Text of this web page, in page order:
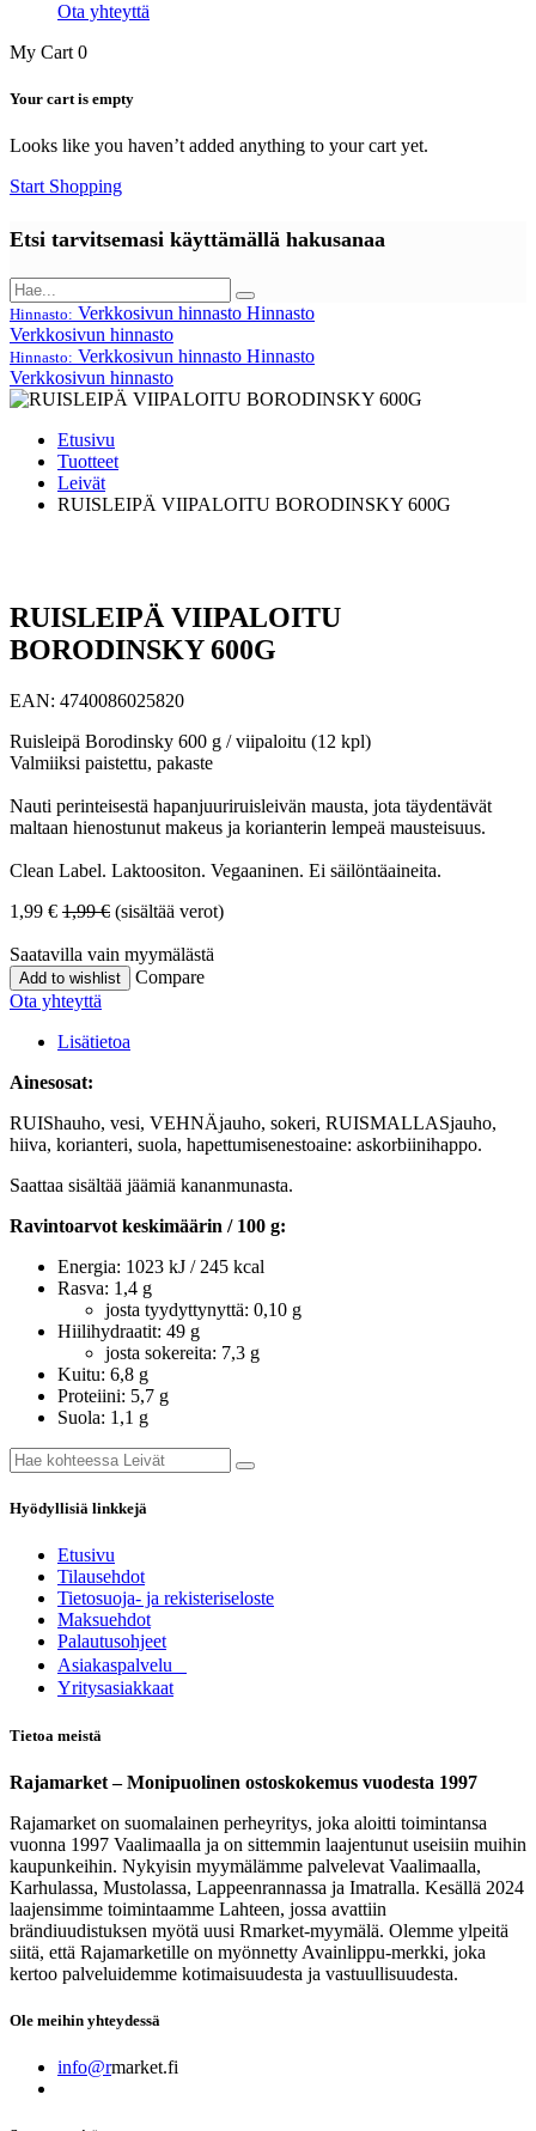
Ota yhteyttä
My Cart 0
Your cart is empty
Looks like you haven’t added anything to your cart yet.
Start Shopping
Etsi tarvitsemasi käyttämällä hakusanaa
Hinnasto: Verkkosivun hinnasto Hinnasto
Verkkosivun hinnasto
Hinnasto: Verkkosivun hinnasto Hinnasto
Verkkosivun hinnasto
Etusivu
Tuotteet
Leivät
RUISLEIPÄ VIIPALOITU BORODINSKY 600G
RUISLEIPÄ VIIPALOITU
BORODINSKY 600G
EAN: 4740086025820
Ruisleipä Borodinsky 600 g / viipaloitu (12 kpl)
Valmiiksi paistettu, pakaste
Nauti perinteisestä hapanjuuriruisleivän mausta, jota täydentävät
maltaan hienostunut makeus ja korianterin lempeä mausteisuus.
Clean Label. Laktoositon. Vegaaninen. Ei säilöntäaineita.
1,99 € 1,99€ (sisältää verot)
Saatavilla vain myymälästä
Add to wishlist
Compare
Ota yhteyttä
Lisätietoa
Ainesosat:
RUIShauho, vesi, VEHNÄjauho, sokeri, RUISMALLASjauho,
hiiva, korianteri, suola, hapettumisenestoaine: askorbiinihappo.
Saattaa sisältää jäämiä kananmunasta.
Ravintoarvot keskimäärin / 100 g:
Energia: 1023 kJ / 245 kcal
Rasva: 1,4 g
josta tyydyttynyttä: 0,10 g
Hiilihydraatit: 49 g
josta sokereita: 7,3 g
Kuitu: 6,8 g
Proteiini: 5,7 g
Suola: 1,1 g
Hyödyllisiä linkkejä
Etusivu
Tilausehdot
Tietosuoja- ja rekisteriseloste
Maksuehdot
Palautusohjeet
Asia​k​aspalvelu
​Yritysasiakkaat
Tietoa meistä
Rajamarket – Monipuolinen ostoskokemus vuodesta 1997
Rajamarket on suomalainen perheyritys, joka aloitti toimintansa
vuonna 1997 Vaalimaalla ja on sittemmin laajentunut useisiin muihin
kaupunkeihin. Nykyisin myymälämme palvelevat Vaalimaalla,
Karhulassa, Mustolassa, Lappeenrannassa ja Imatralla. Kesällä 2024
laajensimme toimintaamme Lahteen, jossa avattiin
brändiuudistuksen myötä uusi Rmarket-myymälä. Olemme ylpeitä
siitä, että Rajamarketille on myönnetty Avainlippu-merkki, joka
kertoo palveluidemme kotimaisuudesta ja vastuullisuudesta.
Ole meihin yhteydessä
info@rmarket.fi